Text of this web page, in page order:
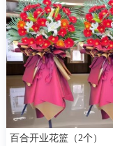
百合开业花篮（2个）